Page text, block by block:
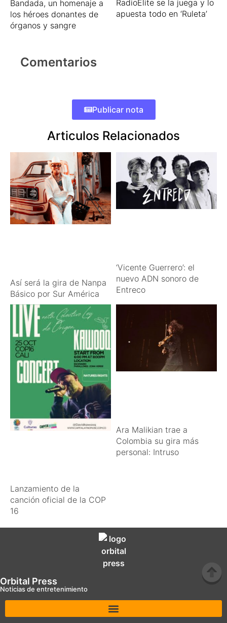
Bandada, un homenaje a
los héroes donantes de
órganos y sangre
RadioÉlite se la juega y lo
apuesta todo en ‘Ruleta’
Comentarios
Publicar nota
Articulos Relacionados
Así será la gira de Nanpa
Básico por Sur América
‘Vicente Guerrero’: el
nuevo ADN sonoro de
Entreco
Lanzamiento de la
canción oficial de la COP
16
Ara Malikian trae a
Colombia su gira más
personal: Intruso
Orbital Press
Noticias de entretenimiento